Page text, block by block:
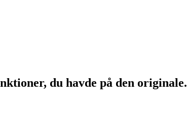
du havde på den originale.